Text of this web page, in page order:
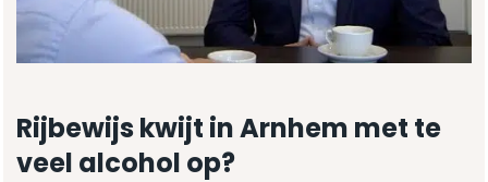
Rijbewijs kwijt in Arnhem met te
veel alcohol op?